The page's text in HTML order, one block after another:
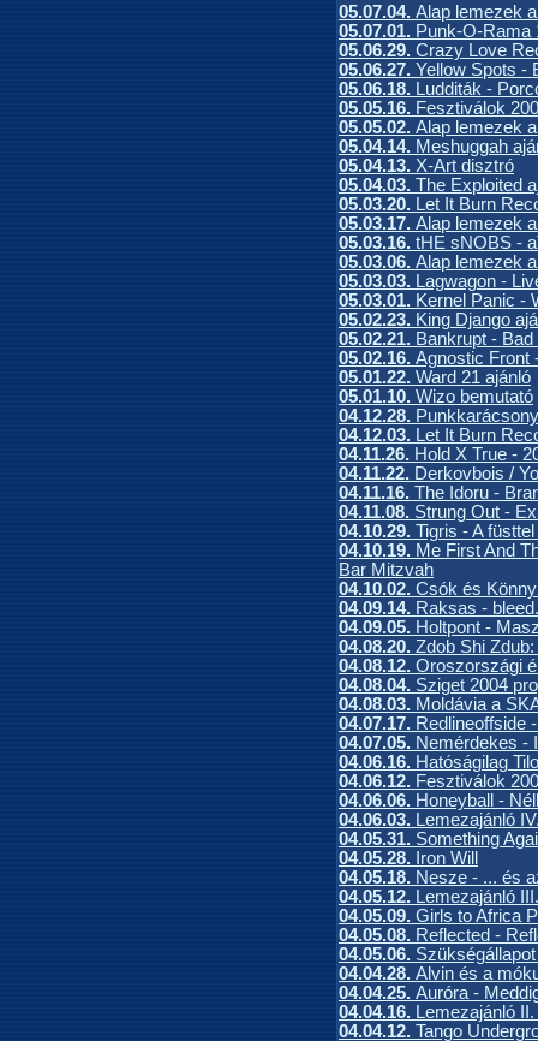
05.07.04. Alap lemezek
05.07.01. Punk-O-Rama
05.06.29. Crazy Love
05.06.27. Yellow Spots -
05.06.18. Ludditák -
05.05.16. Fesztiválok
05.05.02. Alap lemezek
05.04.14. Meshuggah
05.04.13. X-Art disztró
05.04.03. The Exploited
05.03.20. Let It Burn
05.03.17. Alap lemezek
05.03.16. tHE sNOBS -
05.03.06. Alap lemezek
05.03.03. Lagwagon -
05.03.01. Kernel Panic -
05.02.23. King Django
05.02.21. Bankrupt -
05.02.16. Agnostic Front
05.01.22. Ward 21 ajánló
05.01.10. Wizo bemutató
04.12.28.
04.12.03. Let It Burn
04.11.26. Hold X True -
04.11.22. Derkovbois /
04.11.16. The Idoru -
04.11.08. Strung Out -
04.10.29. Tigris - A
04.10.19. Me First And
Bar Mitzvah
04.10.02. Csók és
04.09.14. Raksas -
04.09.05. Holtpont -
04.08.20. Zdob Shi
04.08.12. Oroszországi
04.08.04. Sziget 2004
04.08.03. Moldávia a
04.07.17. Redlineoffside
04.07.05. Nemérdekes -
04.06.16. Hatóságilag
04.06.12. Fesztiválok
04.06.06. Honeyball -
04.06.03. Lemezajánló
04.05.31. Something
04.05.28. Iron Will
04.05.18. Nesze - ... és
04.05.12. Lemezajánló III.
04.05.09. Girls to Africa
04.05.08. Reflected -
04.05.06.
04.04.28. Alvin és a
04.04.25. Auróra -
04.04.16. Lemezajánló
04.04.12. Tango